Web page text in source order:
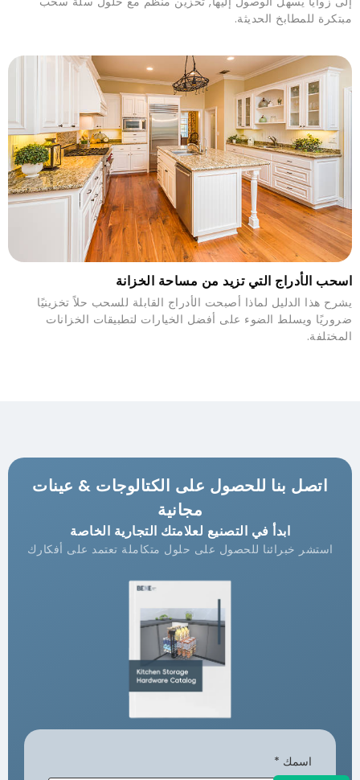
مبتكرة للمطابخ الحديثة.
اسحب الأدراج التي تزيد من مساحة الخزانة
يشرح هذا الدليل لماذا أصبحت الأدراج القابلة للسحب حلاً تخزينيًا
ضروريًا ويسلط الضوء على أفضل الخيارات لتطبيقات الخزانات
المختلفة.
اتصل بنا للحصول على الكتالوجات & عينات
مجانية
ابدأ في التصنيع لعلامتك التجارية الخاصة
استشر خبرائنا للحصول على حلول متكاملة تعتمد على أفكارك
اسمك *